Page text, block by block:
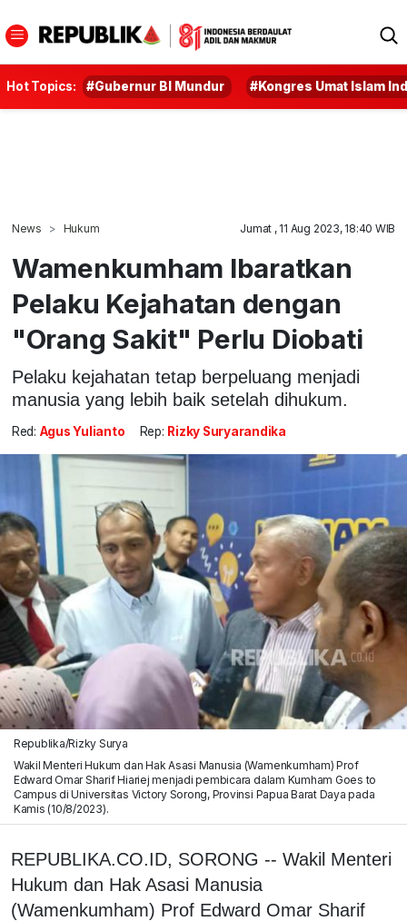
Hot Topics: #Gubernur BI Mundur #Kongres Umat Islam
News Hukum Jumat , 11 Aug 2023, 18:40 WIB
Wamenkumham Ibaratkan
Pelaku Kejahatan dengan
"Orang Sakit" Perlu Diobati
Pelaku kejahatan tetap berpeluang menjadi
manusia yang lebih baik setelah dihukum.
Red: Agus Yulianto Rep: Rizky Suryarandika
Republika/Rizky Surya
Wakil Menteri Hukum dan Hak Asasi Manusia (Wamenkumham) Prof
Edward Omar Sharif Hiariej menjadi pembicara dalam Kumham Goes to
Campus di Universitas Victory Sorong, Provinsi Papua Barat Daya pada
Kamis (10/8/2023).
REPUBLIKA.CO.ID, SORONG -- Wakil Menteri
Hukum dan Hak Asasi Manusia
(Wamenkumham) Prof Edward Omar Sharif